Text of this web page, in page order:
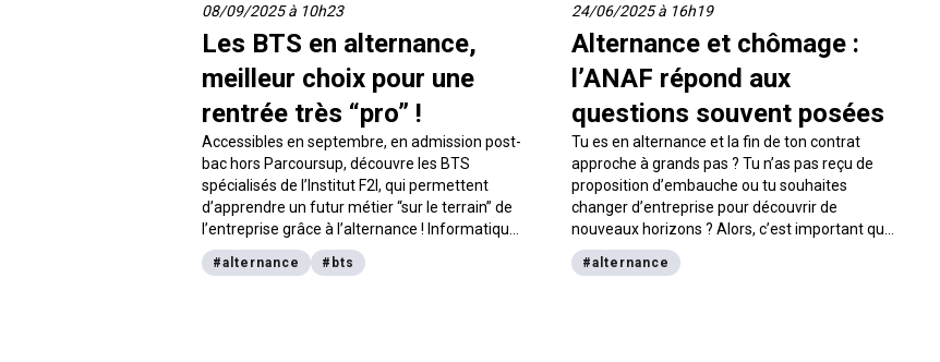
08/09/2025 à 10h23
Les BTS en alternance,
meilleur choix pour une
rentrée très “pro” !
Accessibles en septembre, en admission post-
bac hors Parcoursup, découvre les BTS
spécialisés de l’Institut F2I, qui permettent
d’apprendre un futur métier “sur le terrain” de
l’entreprise grâce à l’alternance ! Informatique
et commerce au programme pour se former
en 2 ans à des métiers d’avenir et booster ta
#alternance # bts
24/06/2025 à 16h19
Alternance et chômage :
l’ANAF répond aux
questions souvent posées
Tu es en alternance et la fin de ton contrat
approche à grands pas ? Tu n’as pas reçu de
proposition d’embauche ou tu souhaites
changer d’entreprise pour découvrir de
nouveaux horizons ? Alors, c’est important que
tu te renseignes sur tes droits au chômage, car
tu peux en bénéficier sous certaines
#alternance